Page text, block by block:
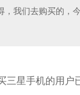
我们去购买的，
三星手机的用户